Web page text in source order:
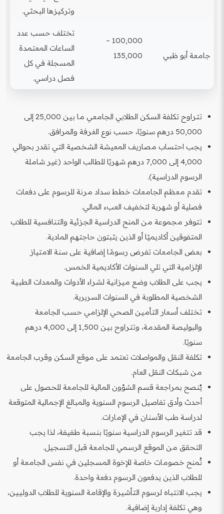
وتركيزها البحثي.
جامعة أبو ظبي
100,000 –
135,000
تختلف حسب عدد
الساعات المعتمدة
المسجلة في كل
فصل دراسي.
تتراوح تكلفة السكن الطلابي الجامعي ما بين 25,000 إلى
50,000 درهم سنويًا، حسب نوع الغرفة والمرافق.
يجب احتساب مصاريف المعيشة الشخصية التي تقدر بحوالي
4,000 إلى 7,000 درهم شهريًا للطالب الواحد (غير شاملة
الرسوم الدراسية).
تقدم معظم الجامعات خطط سداد مرنة للرسوم على دفعات
فصلية أو شهرية لتخفيف العبء المالي.
تتوفر مجموعة من المنح الدراسية الجزئية والتنافسية للطلاب
المتفوقين أكاديميًا أو الذين يثبتون حاجتهم المادية.
بعض الجامعات تفرض رسومًا إضافية على سنة الامتياز
الإلزامية التي تلي السنوات الأكاديمية الخمس.
يجب على الطلاب وضع ميزانية لشراء الأدوات والمعدات الطبية
الشخصية المطلوبة في السنوات السريرية.
تختلف أسعار التأمين الصحي الإلزامي حسب الجامعة
والبوليصة المقدمة، وتتراوح بين 1,500 إلى 4,000 درهم
سنويًا.
تكلفة النقل والمواصلات تعتمد على موقع السكن وقرب الجامعة
من شبكات النقل العام.
يُنصح بمراجعة قسم الشؤون المالية للجامعة للحصول على
أحدث وأدق تفاصيل الرسوم السنوية والمبالغ الإجمالية المتوقعة
لدراسة طب الأسنان في الإمارات.
قد تتغير الرسوم الدراسية سنويًا بنسبة طفيفة، لذا يجب
التحقق من الموقع الرسمي للجامعة قبل التسجيل.
تُمنح خصومات خاصة للإخوة المسجلين في نفس الجامعة أو
للطلاب الذين يدفعون الرسوم دفعة واحدة.
يجب الانتباه لرسوم التأشيرة والإقامة السنوية للطلاب الدوليين،
وهي تكلفة إدارية إضافية.